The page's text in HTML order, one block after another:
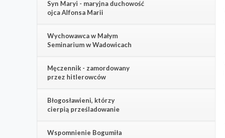
Syn Maryi - maryjna duchowość
ojca Alfonsa Marii
Wychowawca w Małym
Seminarium w Wadowicach
Męczennik - zamordowany
przez hitlerowców
Błogosławieni, którzy
cierpią prześladowanie
Wspomnienie Bogumiła